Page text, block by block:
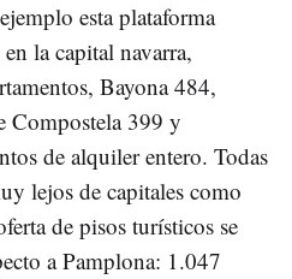
esta plataforma
la capital navarra,
Bayona 484,
Compostela 399 y
de alquiler entero. Todas
lejos de capitales como
de pisos turísticos se
a Pamplona: 1.047